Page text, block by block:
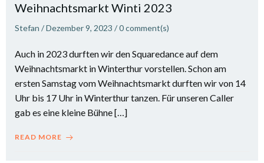
Weihnachtsmarkt Winti 2023
Stefan /Dezember 9, 2023 /0comment(s)
Auch in 2023 durften wir den Squaredance auf dem
Weihnachtsmarkt in Winterthur vorstellen. Schon am
ersten Samstag vom Weihnachtsmarkt durften wir von 14
Uhr bis 17 Uhr in Winterthur tanzen. Für unseren Caller
gab es eine kleine Bühne […]
READ MORE